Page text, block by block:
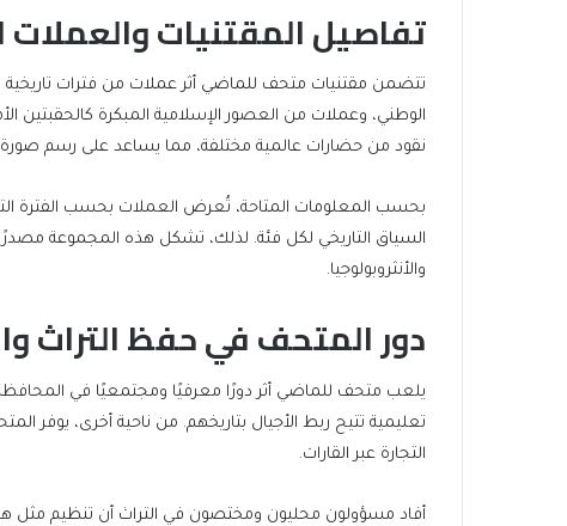
تفاصيل المقتنيات والعملات
تتضمن مقتنيات متحف للماضي أثر عملات من فترات
الوطني، وعملات من العصور الإسلامية المبكرة كالحقبتين
نقود من حضارات عالمية مختلفة، مما يساعد على رسم صورة
بحسب المعلومات المتاحة، تُعرض العملات بحسب الفترة
السياق التاريخي لكل فئة. لذلك، تشكل هذه المجموعة مصدرًا
والأنثروبولوجيا.
دور المتحف في حفظ التراث
يلعب متحف للماضي أثر دورًا معرفيًا ومجتمعيًا في المحافظة
تعليمية تتيح ربط الأجيال بتاريخهم. من ناحية أخرى، يوفر
التجارة عبر القارات.
أفاد مسؤولون محليون ومختصون في التراث أن تنظيم مثل